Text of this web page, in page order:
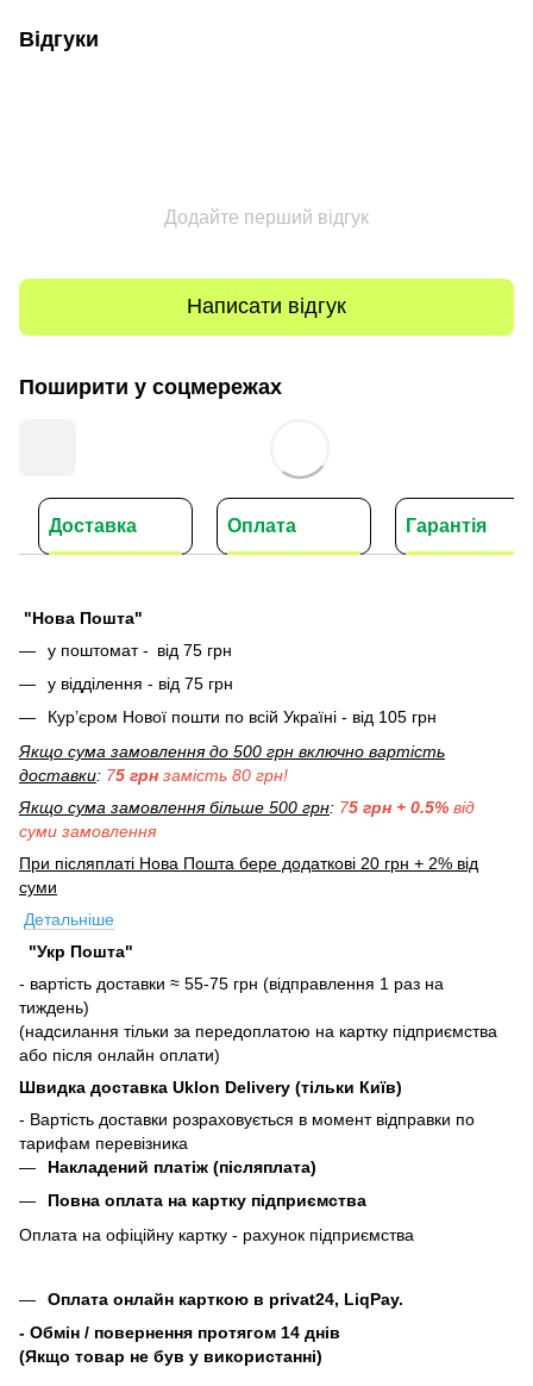
Відгуки
Додайте перший відгук
Написати відгук
Поширити у соцмережах
Доставка Оплата Гарантія
"Нова Пошта"
у поштомат - від 75 грн
у відділення - від 75 грн
Кур’єром Нової пошти по всій Україні - від 105 грн
Якщо сума замовлення до 500 грн включно вартість
доставки: 75 грн замість 80 грн!
Якщо сума замовлення більше 500 грн: 75 грн + 0.5% від
суми замовлення
При післяплаті Нова Пошта бере додаткові 20 грн + 2% від
суми
Детальніше
"Укр Пошта"
- вартість доставки ≈ 55-75 грн (відправлення 1 раз на
тиждень)
(надсилання тільки за передоплатою на картку підприємства
або після онлайн оплати)
Швидка доставка Uklon Delivery (тільки Київ)
- Вартість доставки розраховується в момент відправки по
тарифам перевізника
Накладений платіж (післяплата)
Повна оплата на картку підприємства
Оплата на офіційну картку - рахунок підприємства
Оплата онлайн карткою в privat24, LiqPay.
- Обмін / повернення протягом 14 днів
(Якщо товар не був у використанні)